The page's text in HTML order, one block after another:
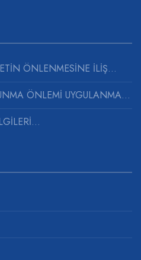
ÖNLENMESİNE İLİŞ...
KAĞIT İTHALATINDA KORUNMA ÖNLEMİ UYGULANMASINA...